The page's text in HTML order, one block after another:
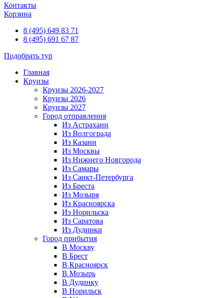
Контакты
Корзина
8 (495) 649 83 71
8 (495) 691 67 87
Подобрать тур
Главная
Круизы
Круизы 2026-2027
Круизы 2026
Круизы 2027
Город отправления
Из Астрахани
Из Волгограда
Из Казани
Из Москвы
Из Нижнего Новгорода
Из Самары
Из Санкт-Петербурга
Из Бреста
Из Мозыря
Из Красноярска
Из Норильска
Из Саратова
Из Дудинки
Город прибытия
В Москву
В Брест
В Красноярск
В Мозырь
В Дудинку
В Норильск